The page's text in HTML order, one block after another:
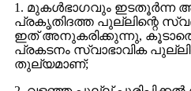
1. മുകൾഭാഗവും ഇടതൂർന്ന
പ്രകൃതിദത്ത പുല്ലിന്റെ
ഇത് അനുകരിക്കുന്നു,
പ്രകടനം സ്വാഭാവിക
തുല്യമാണ്;